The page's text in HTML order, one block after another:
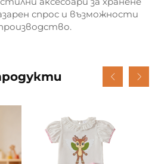
спрос и възможности